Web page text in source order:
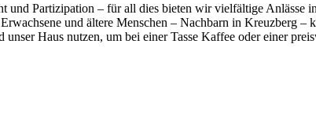
und Partizipation – für all dies bieten wir vielfältige Anlässe
und ältere Menschen – Nachbarn in Kreuzberg –
unser Haus nutzen, um bei einer Tasse Kaffee oder einer